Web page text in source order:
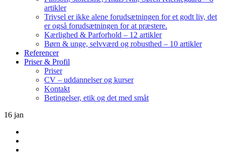
artikler
Trivsel er ikke alene forudsætningen for et godt liv, det
er også forudsætningen for at præstere.
Kærlighed & Parforhold – 12 artikler
Børn & unge, selvværd og robusthed – 10 artikler
Referencer
Priser & Profil
Priser
CV – uddannelser og kurser
Kontakt
Betingelser, etik og det med småt
16 jan